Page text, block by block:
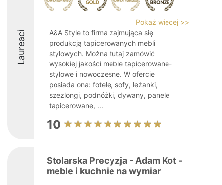
Laureaci
Pokaż więcej >>
A&A Style to firma zajmująca się
produkcją tapicerowanych mebli
stylowych. Można tutaj zamówić
wysokiej jakości meble tapicerowane-
stylowe i nowoczesne. W ofercie
posiada ona: fotele, sofy, leżanki,
szezlongi, podnóżki, dywany, panele
tapicerowane, ...
10
Stolarska Precyzja - Adam Kot -
meble i kuchnie na wymiar